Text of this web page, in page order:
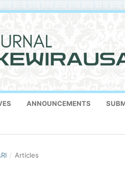
ANNOUNCEMENTS
/ Articles